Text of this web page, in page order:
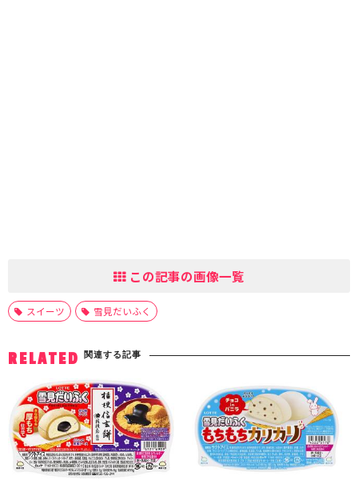
この記事の画像一覧
スイーツ 雪見だいふく
RELATED 関連する記事